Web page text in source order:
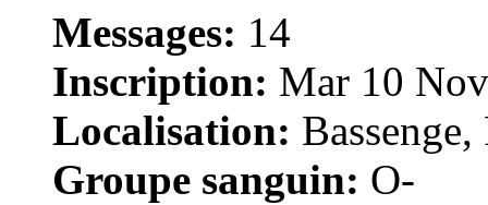
Messages: 14
Inscription: Mar 10
Localisation:
Groupe sanguin: O-